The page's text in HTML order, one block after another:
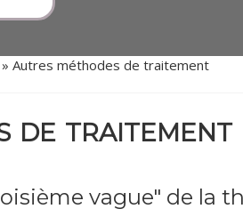
» Autres méthodes de traitement
de traitement
vague" de la